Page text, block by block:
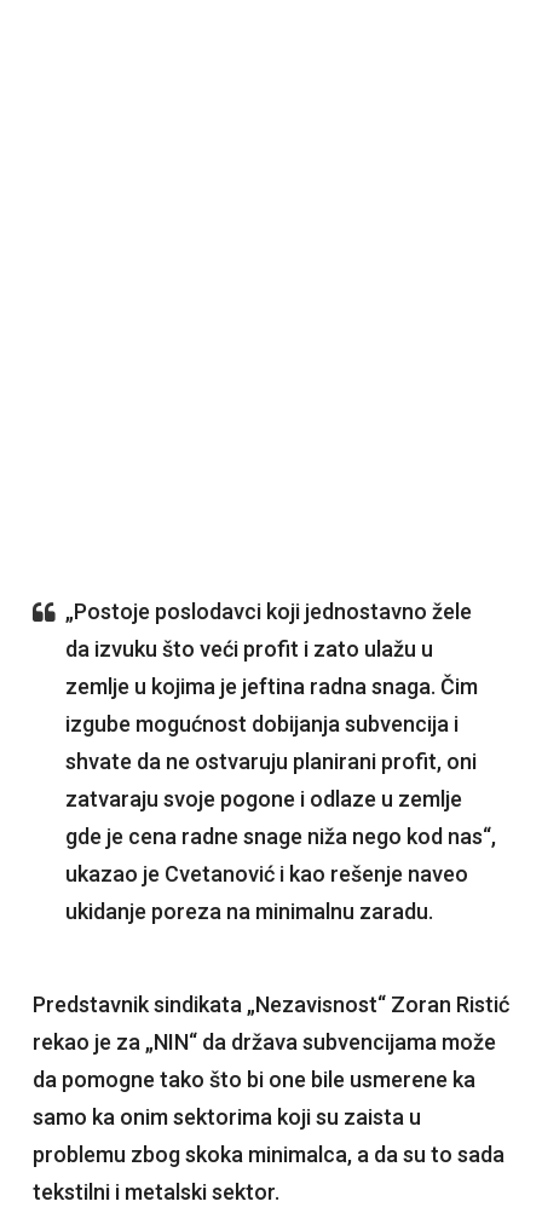
„Postoje poslodavci koji jednostavno žele
da izvuku što veći profit i zato ulažu u
zemlje u kojima je jeftina radna snaga. Čim
izgube mogućnost dobijanja subvencija i
shvate da ne ostvaruju planirani profit, oni
zatvaraju svoje pogone i odlaze u zemlje
gde je cena radne snage niža nego kod nas“,
ukazao je Cvetanović i kao rešenje naveo
ukidanje poreza na minimalnu zaradu.
Predstavnik sindikata „Nezavisnost“ Zoran Ristić
rekao je za „NIN“ da država subvencijama može
da pomogne tako što bi one bile usmerene ka
samo ka onim sektorima koji su zaista u
problemu zbog skoka minimalca, a da su to sada
tekstilni i metalski sektor.